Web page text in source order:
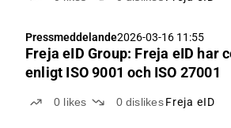
Pressmeddelande2026-03-16 11:55
Freja eID Group: Freja eID har
enligt ISO 9001 och ISO 27001
0 likes 0 dislikes Freja eID